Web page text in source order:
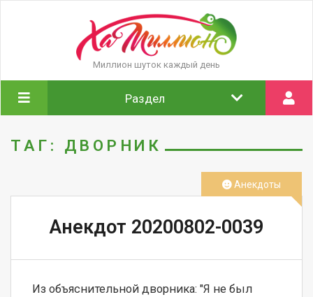
Миллион шуток каждый день
Раздел
ТАГ: ДВОРНИК
Анекдот 20200802-0039
Из объяснительной дворника: "Я не был
Анекдоты